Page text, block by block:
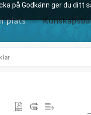
på Godkänn ger du ditt
plats